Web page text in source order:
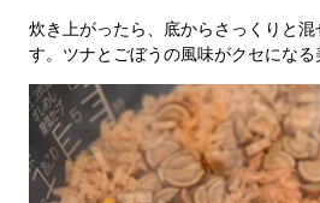
炊き上がったら、底からさっくりと
す。ツナとごぼうの風味がクセになる